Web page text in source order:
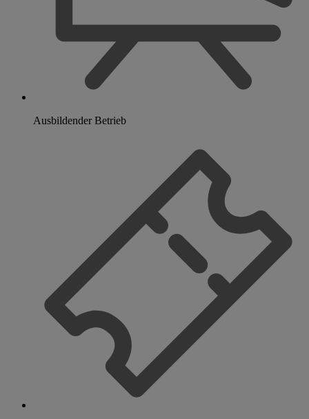
Ausbildender Betrieb